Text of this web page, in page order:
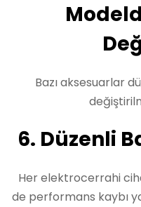
Bazı aksesuarlar
6. Düzenli
Her elektrocerrahi
de performans kaybı